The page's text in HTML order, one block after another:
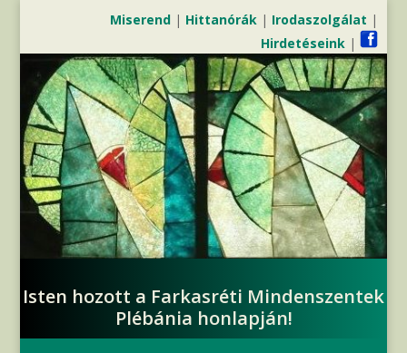
Miserend| Hittanórák| Irodaszolgálat |
Hirdetéseink|
Isten hozott a Farkasréti Mindenszentek
Plébánia honlapján!